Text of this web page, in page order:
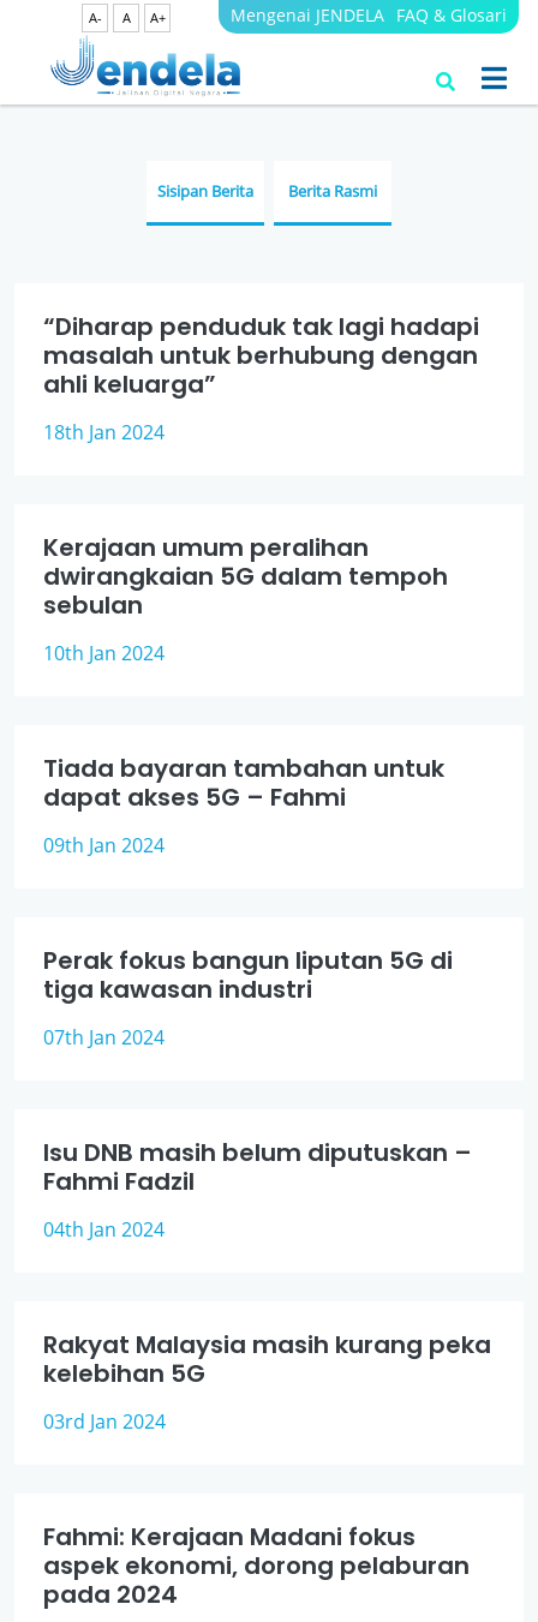
A- A A+ Mengenai JENDELA FAQ & Glosari
Berita
Sisipan Berita Berita Rasmi
“Diharap penduduk tak lagi hadapi
masalah untuk berhubung dengan
ahli keluarga”
18th Jan 2024
Kerajaan umum peralihan
dwirangkaian 5G dalam tempoh
sebulan
10th Jan 2024
Tiada bayaran tambahan untuk
dapat akses 5G – Fahmi
09th Jan 2024
Perak fokus bangun liputan 5G di
tiga kawasan industri
07th Jan 2024
Isu DNB masih belum diputuskan –
Fahmi Fadzil
04th Jan 2024
Rakyat Malaysia masih kurang peka
kelebihan 5G
03rd Jan 2024
Fahmi: Kerajaan Madani fokus
aspek ekonomi, dorong pelaburan
pada 2024